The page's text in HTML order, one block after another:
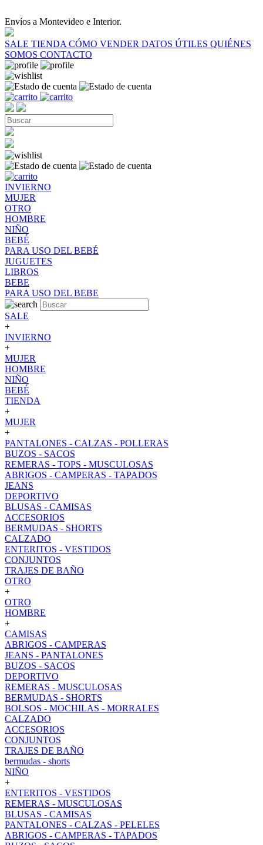
Envíos a Montevideo e Interior.
SALE TIENDA CÓMO VENDER DATOS ÚTILES QUIÉNES
SOMOS CONTACTO
INVIERNO
MUJER
OTRO
HOMBRE
NIÑO
BEBÉ
PARA USO DEL BEBÉ
JUGUETES
LIBROS
BEBE
PARA USO DEL BEBE
SALE
+
INVIERNO
+
MUJER
HOMBRE
NIÑO
BEBÉ
TIENDA
+
MUJER
+
PANTALONES - CALZAS - POLLERAS
BUZOS - SACOS
REMERAS - TOPS - MUSCULOSAS
ABRIGOS - CAMPERAS - TAPADOS
JEANS
DEPORTIVO
BLUSAS - CAMISAS
ACCESORIOS
BERMUDAS - SHORTS
CALZADO
ENTERITOS - VESTIDOS
CONJUNTOS
TRAJES DE BAÑO
OTRO
+
OTRO
HOMBRE
+
CAMISAS
ABRIGOS - CAMPERAS
JEANS - PANTALONES
BUZOS - SACOS
DEPORTIVO
REMERAS - MUSCULOSAS
BERMUDAS - SHORTS
BOLSOS - MOCHILAS - MORRALES
CALZADO
ACCESORIOS
CONJUNTOS
TRAJES DE BAÑO
bermudas - shorts
NIÑO
+
ENTERITOS - VESTIDOS
REMERAS - MUSCULOSAS
BLUSAS - CAMISAS
PANTALONES - CALZAS - PELELES
ABRIGOS - CAMPERAS - TAPADOS